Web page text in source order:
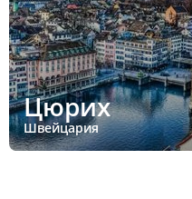
Цюрих
Швейцария